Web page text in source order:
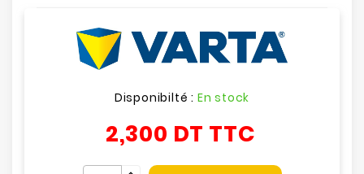
Disponibilté : En stock
2,300 DT TTC